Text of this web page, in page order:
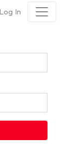
Log In